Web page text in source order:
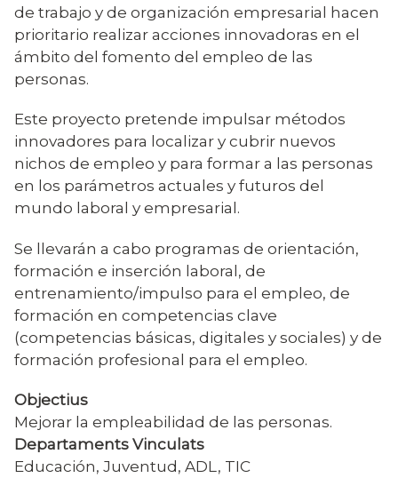
de trabajo y de organización empresarial hacen
prioritario realizar acciones innovadoras en el
ámbito del fomento del empleo de las
personas.
Este proyecto pretende impulsar métodos
innovadores para localizar y cubrir nuevos
nichos de empleo y para formar a las personas
en los parámetros actuales y futuros del
mundo laboral y empresarial.
Se llevarán a cabo programas de orientación,
formación e inserción laboral, de
entrenamiento/impulso para el empleo, de
formación en competencias clave
(competencias básicas, digitales y sociales) y de
formación profesional para el empleo.
Objectius
Mejorar la empleabilidad de las personas.
Departaments Vinculats
Educación, Juventud, ADL, TIC